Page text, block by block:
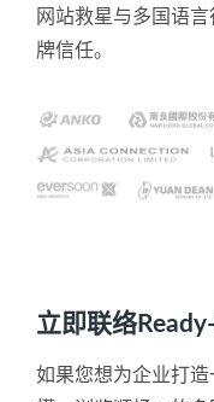
网站救星与多国语
牌信任。
立即联络
如果您想为企业打